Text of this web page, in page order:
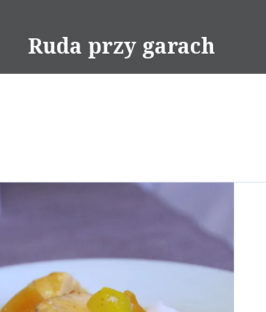
contentRuda przy garach